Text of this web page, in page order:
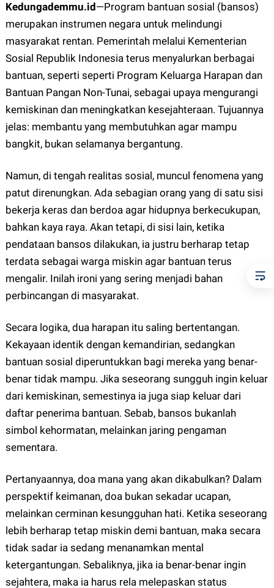
Kedungademmu.id—Program bantuan sosial (bansos)
merupakan instrumen negara untuk melindungi
masyarakat rentan. Pemerintah melalui Kementerian
Sosial Republik Indonesia terus menyalurkan berbagai
bantuan, seperti seperti Program Keluarga Harapan dan
Bantuan Pangan Non-Tunai, sebagai upaya mengurangi
kemiskinan dan meningkatkan kesejahteraan. Tujuannya
jelas: membantu yang membutuhkan agar mampu
bangkit, bukan selamanya bergantung.
Namun, di tengah realitas sosial, muncul fenomena yang
patut direnungkan. Ada sebagian orang yang di satu sisi
bekerja keras dan berdoa agar hidupnya berkecukupan,
bahkan kaya raya. Akan tetapi, di sisi lain, ketika
pendataan bansos dilakukan, ia justru berharap tetap
terdata sebagai warga miskin agar bantuan terus
mengalir. Inilah ironi yang sering menjadi bahan
perbincangan di masyarakat.
Secara logika, dua harapan itu saling bertentangan.
Kekayaan identik dengan kemandirian, sedangkan
bantuan sosial diperuntukkan bagi mereka yang benar-
benar tidak mampu. Jika seseorang sungguh ingin keluar
dari kemiskinan, semestinya ia juga siap keluar dari
daftar penerima bantuan. Sebab, bansos bukanlah
simbol kehormatan, melainkan jaring pengaman
sementara.
Pertanyaannya, doa mana yang akan dikabulkan? Dalam
perspektif keimanan, doa bukan sekadar ucapan,
melainkan cerminan kesungguhan hati. Ketika seseorang
lebih berharap tetap miskin demi bantuan, maka secara
tidak sadar ia sedang menanamkan mental
ketergantungan. Sebaliknya, jika ia benar-benar ingin
sejahtera, maka ia harus rela melepaskan status